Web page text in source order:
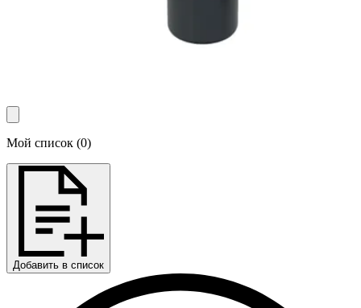
Мой список (0)
Добавить в список